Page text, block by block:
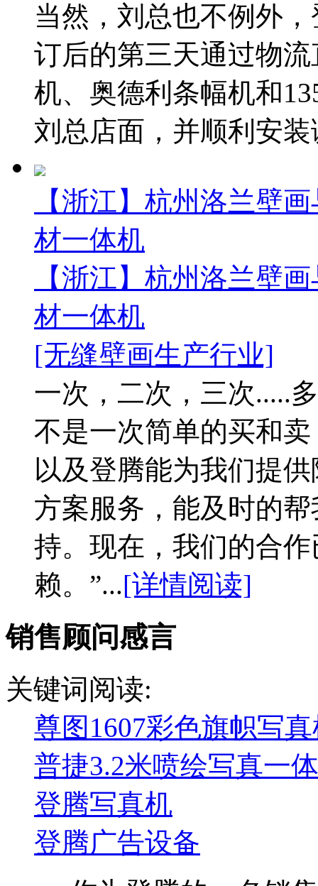
当然，刘总也不例外
订后的第三天通过物
机、奥德利条幅机和
刘总店面，并顺利安
【浙江】杭州洛兰壁
材一体机
【浙江】杭州洛兰壁
材一体机
[无缝壁画生产行业]
一次，二次，三次.....
不是一次简单的买和
以及登腾能为我们提
方案服务，能及时的
持。现在，我们的合
赖。”...[详情阅读]
销售顾问感言
关键词阅读:
尊图1607彩色旗帜写
普捷3.2米喷绘写真一
登腾写真机
登腾广告设备